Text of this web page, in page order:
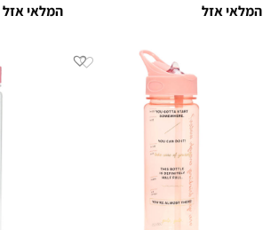
המלאי אזל המלאי אזל